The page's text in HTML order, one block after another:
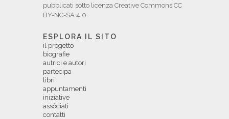
pubblicati sotto licenza Creative Commons CC
BY-NC-SA 4.0.
ESPLORA IL SITO
il progetto
biografie
autrici e autori
partecipa
libri
appuntamenti
iniziative
assòciati
contatti